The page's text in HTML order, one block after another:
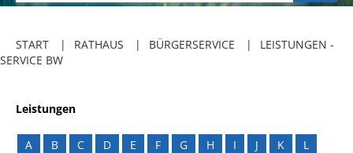
START RATHAUS BÜRGERSERVICE
LEISTUNGEN -
SERVICE BW
Leistungen
A B C D E F G H I J K
L